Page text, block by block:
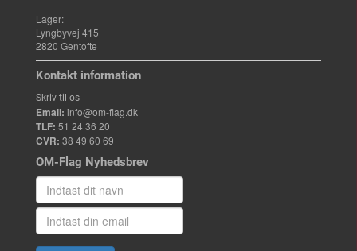
Lager:
Lyngbyvej 415
2820 Gentofte
Kontakt information
Skriv til os
Email: info@om-flag.dk
TLF: 51 24 36 20
CVR: 38 49 60 69
OM-Flag Nyhedsbrev